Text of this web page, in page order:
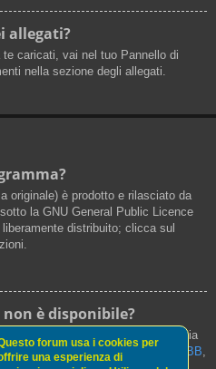
allegati?
caricati, vai nel tuo Pannello di
nella sezione degli allegati.
originale) è prodotto e rilasciato da
la GNU General Public Licence
distribuito; clicca sul
è disponibile?
phpBB Limited. Se credi che ci sia
visita ilCentro Idee phpBB,
forum usa i cookies per
una esperienza di